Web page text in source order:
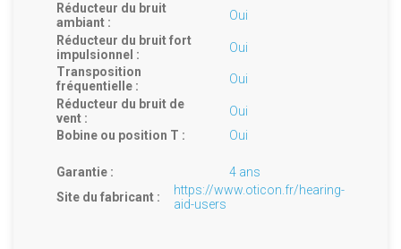
Réducteur du bruit
ambiant :
Oui
Réducteur du bruit fort
impulsionnel :
Oui
Transposition
fréquentielle :
Oui
Réducteur du bruit de
vent :
Oui
Bobine ou position T :
Oui
Garantie :
4 ans
Site du fabricant :
https://www.oticon.fr/hearing-
aid-users